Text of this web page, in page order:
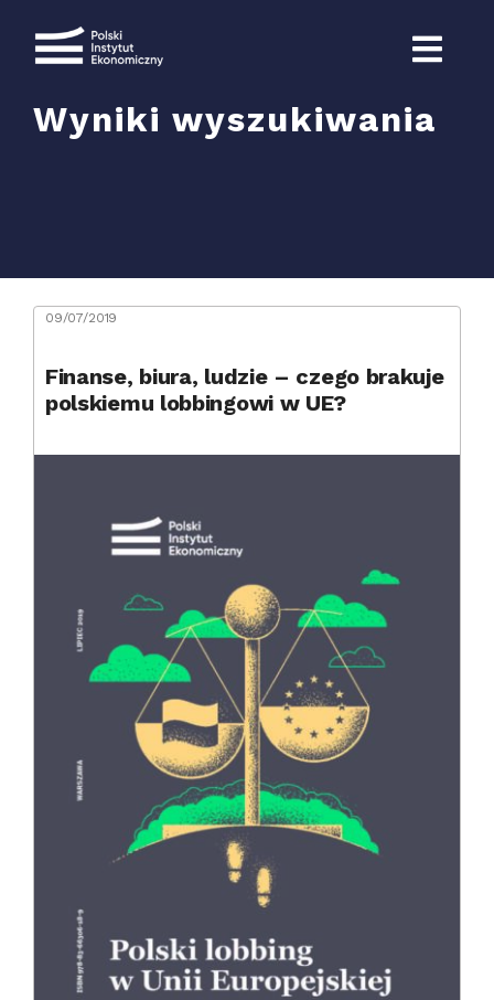
Wyniki wyszukiwania
09/07/2019
Finanse, biura, ludzie – czego brakuje
polskiemu lobbingowi w UE?